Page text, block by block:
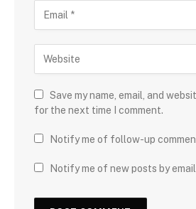
Save my name, email, and
for the next time I comment.
Notify me of follow-up
Notify me of new posts by